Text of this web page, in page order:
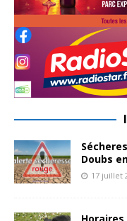
Doubs
17 juillet